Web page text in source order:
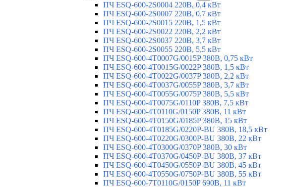
ПЧ ESQ-600-2S0004 220В, 0,4 кВт
ПЧ ESQ-600-2S0007 220В, 0,7 кВт
ПЧ ESQ-600-2S0015 220В, 1,5 кВт
ПЧ ESQ-600-2S0022 220В, 2,2 кВт
ПЧ ESQ-600-2S0037 220В, 3,7 кВт
ПЧ ESQ-600-2S0055 220В, 5,5 кВт
ПЧ ESQ-600-4T0007G/0015P 380В, 0,75 кВт
ПЧ ESQ-600-4T0015G/0022P 380В, 1,5 кВт
ПЧ ESQ-600-4T0022G/0037P 380В, 2,2 кВт
ПЧ ESQ-600-4T0037G/0055P 380В, 3,7 кВт
ПЧ ESQ-600-4T0055G/0075P 380В, 5,5 кВт
ПЧ ESQ-600-4T0075G/0110P 380В, 7,5 кВт
ПЧ ESQ-600-4T0110G/0150P 380В, 11 кВт
ПЧ ESQ-600-4T0150G/0185P 380В, 15 кВт
ПЧ ESQ-600-4T0185G/0220P-BU 380В, 18,5 кВт
ПЧ ESQ-600-4T0220G/0300P-BU 380В, 22 кВт
ПЧ ESQ-600-4T0300G/0370P 380В, 30 кВт
ПЧ ESQ-600-4T0370G/0450P-BU 380В, 37 кВт
ПЧ ESQ-600-4T0450G/0550P-BU 380В, 45 кВт
ПЧ ESQ-600-4T0550G/0750P-BU 380В, 55 кВт
ПЧ ESQ-600-7T0110G/0150P 690В, 11 кВт